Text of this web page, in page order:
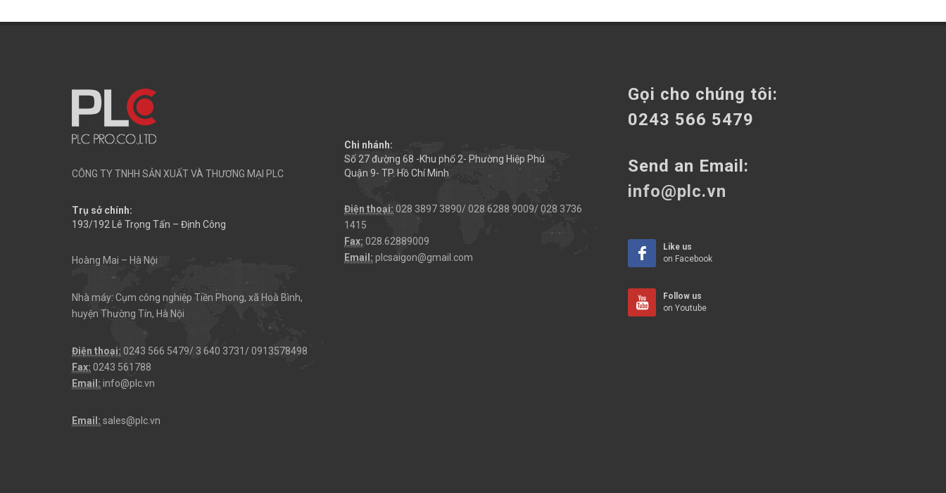
CÔNG TY TNHH SẢN XUẤT VÀ THƯƠNG MẠI PLC
Trụ sở chính:
193/192 Lê Trọng Tấn – Định Công
Hoàng Mai – Hà Nội
Nhà máy: Cụm công nghiệp Tiền Phong, xã Hoà Bình,
huyện Thường Tín, Hà Nội
Điện thoại: 0243 566 5479/ 3 640 3731/ 0913578498
Fax: 0243 561788
Email: info@plc.vn
Email: sales@plc.vn
Chi nhánh:
Số 27 đường 68 -Khu phố 2- Phường Hiệp Phú
Quận 9- TP. Hồ Chí Minh
Điện thoại: 028 3897 3890/ 028 6288 9009/ 028 3736
1415
Fax: 028.62889009
Email: plcsaigon@gmail.com
Gọi cho chúng tôi:
0243 566 5479
Send an Email:
info@plc.vn
Like us
on Facebook
Follow us
on Youtube